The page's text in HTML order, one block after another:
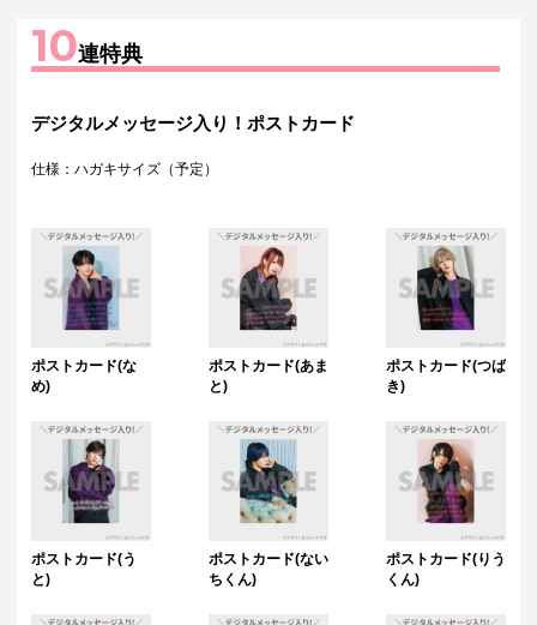
10連特典
デジタルメッセージ入り！ポストカード
仕様：ハガキサイズ（予定）
ポストカード(な
め)
ポストカード(あま
と)
ポストカード(つば
き)
ポストカード(う
と)
ポストカード(ない
ちくん)
ポストカード(りう
くん)